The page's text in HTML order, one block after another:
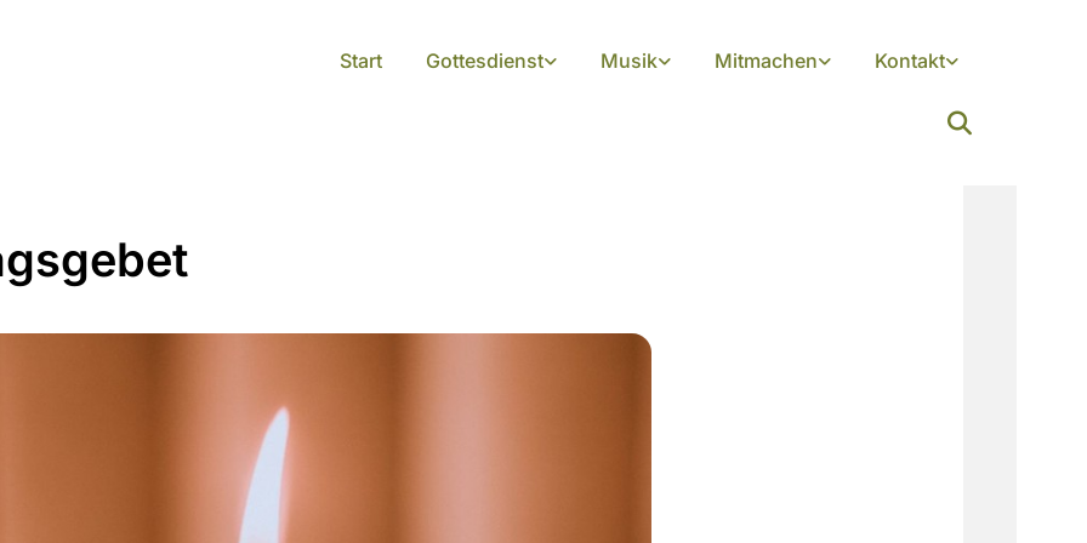
Start Gottesdienst Musik Mitmachen Kontakt